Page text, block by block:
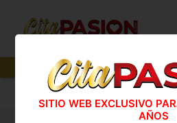
perfiles,0perfiles
Cita PASION.COM
>
SITIO WEB EXCLUSIVO
AÑOS